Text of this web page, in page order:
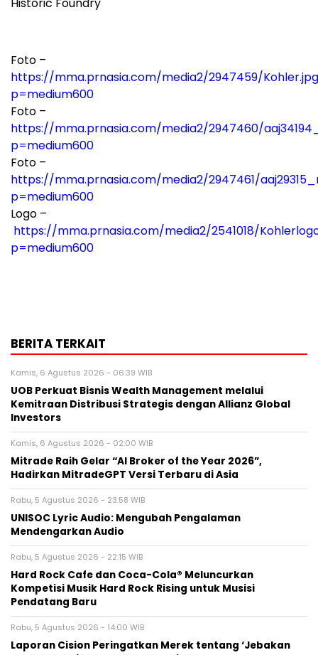
Historic Foundry
Foto –
https://mma.prnasia.com/media2/2947459/
p=medium600
Foto –
https://mma.prnasia.com/media2/2947460/
p=medium600
Foto –
https://mma.prnasia.com/media2/2947461/
p=medium600
Logo –
https://mma.prnasia.com/media2/2541018/
p=medium600
BERITA TERKAIT
Kamis, 6 Agustus 2026 - 06:39 WIB
UOB Perkuat Bisnis Wealth Management melalui
Kemitraan Distribusi Strategis dengan Allianz Global
Investors
Kamis, 6 Agustus 2026 - 02:00 WIB
Mitrade Raih Gelar “AI Broker of the Year 2026”,
Hadirkan MitradeGPT Versi Terbaru di Asia
Rabu, 5 Agustus 2026 - 23:58 WIB
UNISOC Lyric Audio: Mengubah Pengalaman
Mendengarkan Audio
Rabu, 5 Agustus 2026 - 22:15 WIB
Hard Rock Cafe dan Coca-Cola® Meluncurkan
Kompetisi Musik Hard Rock Rising untuk Musisi
Pendatang Baru
Rabu, 5 Agustus 2026 - 14:00 WIB
Laporan Cision Peringatkan Merek tentang ‘Jebakan